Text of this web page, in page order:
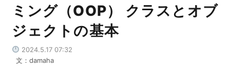
2024.5.17 07:32
文：damaha
ミング（OOP） クラスとオブ
ジェクトの基本